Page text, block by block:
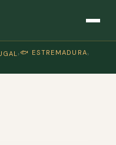
›🐟 ESTREMADURA›